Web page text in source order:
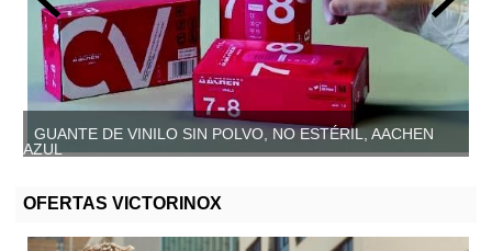
GUANTE DE VINILO SIN POLVO, NO ESTÉRIL, AACHEN
AZUL
OFERTAS VICTORINOX